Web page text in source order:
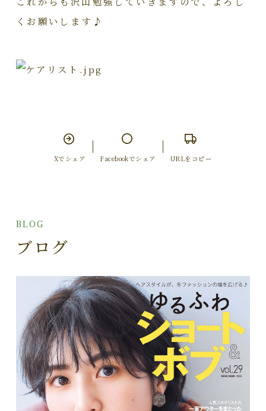
くお願いします♪
Xでシェア Facebookでシェア URLをコピー
BLOG
ブログ